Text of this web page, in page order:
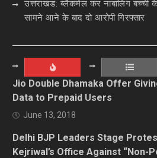
उत्तराखंड: ब्लैकमेल कर नाबालिग बच्ची के
सामने आने के बाद दो आरोपी गिरफ्तार
Jio Double Dhamaka Offer
Data to Prepaid Users
June 13, 2018
Delhi BJP Leaders Stage
Kejriwal’s Office Against “Non-